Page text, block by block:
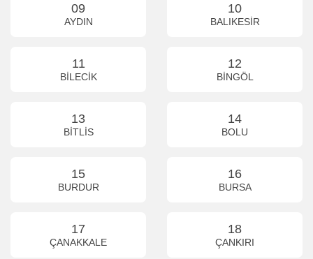
09
AYDIN
10
BALIKESİR
11
BİLECİK
12
BİNGÖL
13
BİTLİS
14
BOLU
15
BURDUR
16
BURSA
17
ÇANAKKALE
18
ÇANKIRI